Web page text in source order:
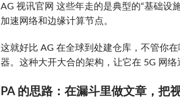
AG 视讯官网 这些年走的是典型的“基础设
加速网络和边缘计算节点。
这就好比 AG 在全球到处建仓库，不管你
器。这种大开大合的架构，让它在 5G 网
PA 的思路：在漏斗里做文章，把